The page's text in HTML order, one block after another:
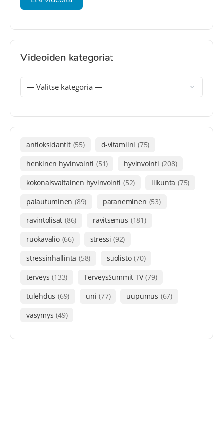
Videoiden kategoriat
antioksidantit (55) d-vitamiini (75)
henkinen hyvinvointi (51) hyvinvointi (208)
kokonaisvaltainen hyvinvointi (52) liikunta (75)
palautuminen (89) paraneminen (53)
ravintolisät (86) ravitsemus (181)
ruokavalio (66) stressi (92)
stressinhallinta (58) suolisto (70)
terveys (133) TerveysSummit TV (79)
tulehdus (69) uni (77) uupumus (67)
väsymys (49)